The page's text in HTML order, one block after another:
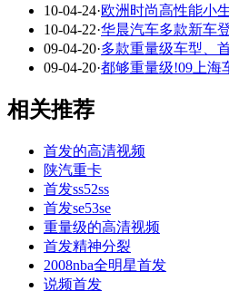
10-04-24·欧洲时尚高性能小
10-04-22·华晨汽车多款新车
09-04-20·多款重量级车型、
09-04-20·都够重量级!09上海
相关推荐
首发的高清视频
陕汽重卡
首发ss52ss
首发se53se
重量级的高清视频
首发精神分裂
2008nba全明星首发
说频首发